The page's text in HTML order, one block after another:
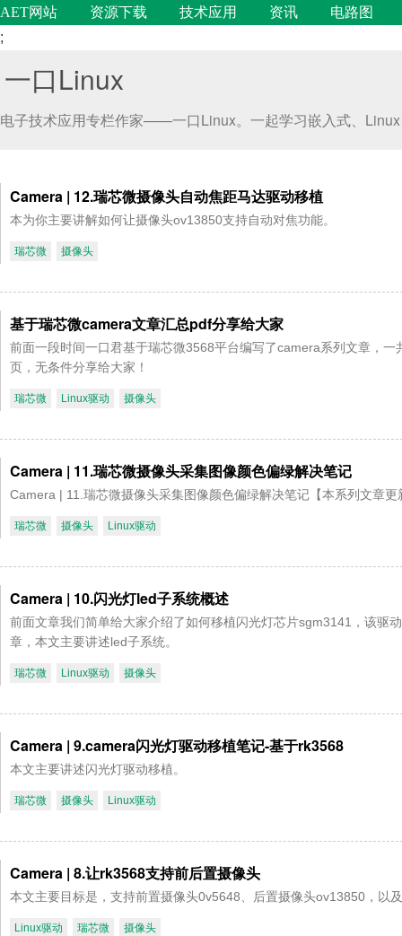
AET网站 资源下载 技术应用 资讯
电路图
;
一口Linux
电子技术应用专栏作家——一口Linux。一起学习嵌入式、
Camera | 12.瑞芯微摄像头自动焦距马达驱动移植
本为你主要讲解如何让摄像头ov13850支持自动对焦功能。
瑞芯微 摄像头
基于瑞芯微camera文章汇总pdf分享给大家
前面一段时间一口君基于瑞芯微3568平台编写了camera系列文章，
页，无条件分享给大家！
瑞芯微 Linux驱动 摄像头
Camera | 11.瑞芯微摄像头采集图像颜色偏绿解决笔记
Camera | 11.瑞芯微摄像头采集图像颜色偏绿解决笔记【本系列文章更
瑞芯微 摄像头 Linux驱动
Camera | 10.闪光灯led子系统概述
前面文章我们简单给大家介绍了如何移植闪光灯芯片sgm3141，该驱
章，本文主要讲述led子系统。
瑞芯微 Linux驱动 摄像头
Camera | 9.camera闪光灯驱动移植笔记-基于rk3568
本文主要讲述闪光灯驱动移植。
瑞芯微 摄像头 Linux驱动
Camera | 8.让rk3568支持前后置摄像头
本文主要目标是，支持前置摄像头0v5648、后置摄像头ov13850，以
Linux驱动 瑞芯微 摄像头